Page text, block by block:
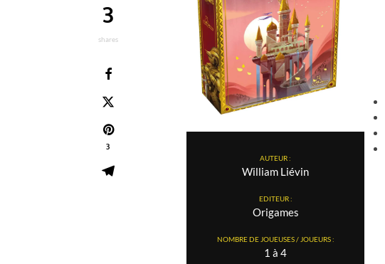
3
shares
3
AUTEUR :
William Liévin
EDITEUR :
Origames
NOMBRE DE JOUEUSES / JOUEURS :
1 à 4